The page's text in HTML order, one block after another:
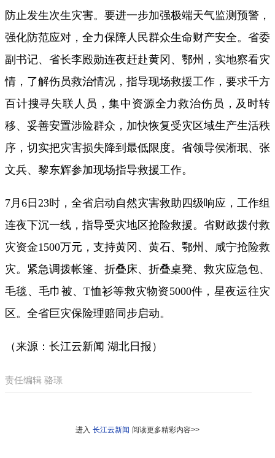
防止发生次生灾害。要进一步加强极端天气监测预警，
强化防范应对，全力保障人民群众生命财产安全。省委
副书记、省长李殿勋连夜赶赴黄冈、鄂州，实地察看灾
情，了解伤员救治情况，指导现场救援工作，要求千方
百计搜寻失联人员，集中资源全力救治伤员，及时转
移、妥善安置涉险群众，加快恢复受灾区域生产生活秩
序，切实把灾害损失降到最低限度。省领导侯淅珉、张
文兵、黎东辉参加现场指导救援工作。
7月6日23时，全省启动自然灾害救助四级响应，工作组
连夜下沉一线，指导受灾地区抢险救援。省财政拨付救
灾资金1500万元，支持黄冈、黄石、鄂州、咸宁抢险救
灾。紧急调拨帐篷、折叠床、折叠桌凳、救灾应急包、
毛毯、毛巾被、T恤衫等救灾物资5000件，星夜运往灾
区。全省巨灾保险理赔同步启动。
（来源：长江云新闻 湖北日报）
责任编辑 骆璟
进入 长江云新闻 阅读更多精彩内容>>